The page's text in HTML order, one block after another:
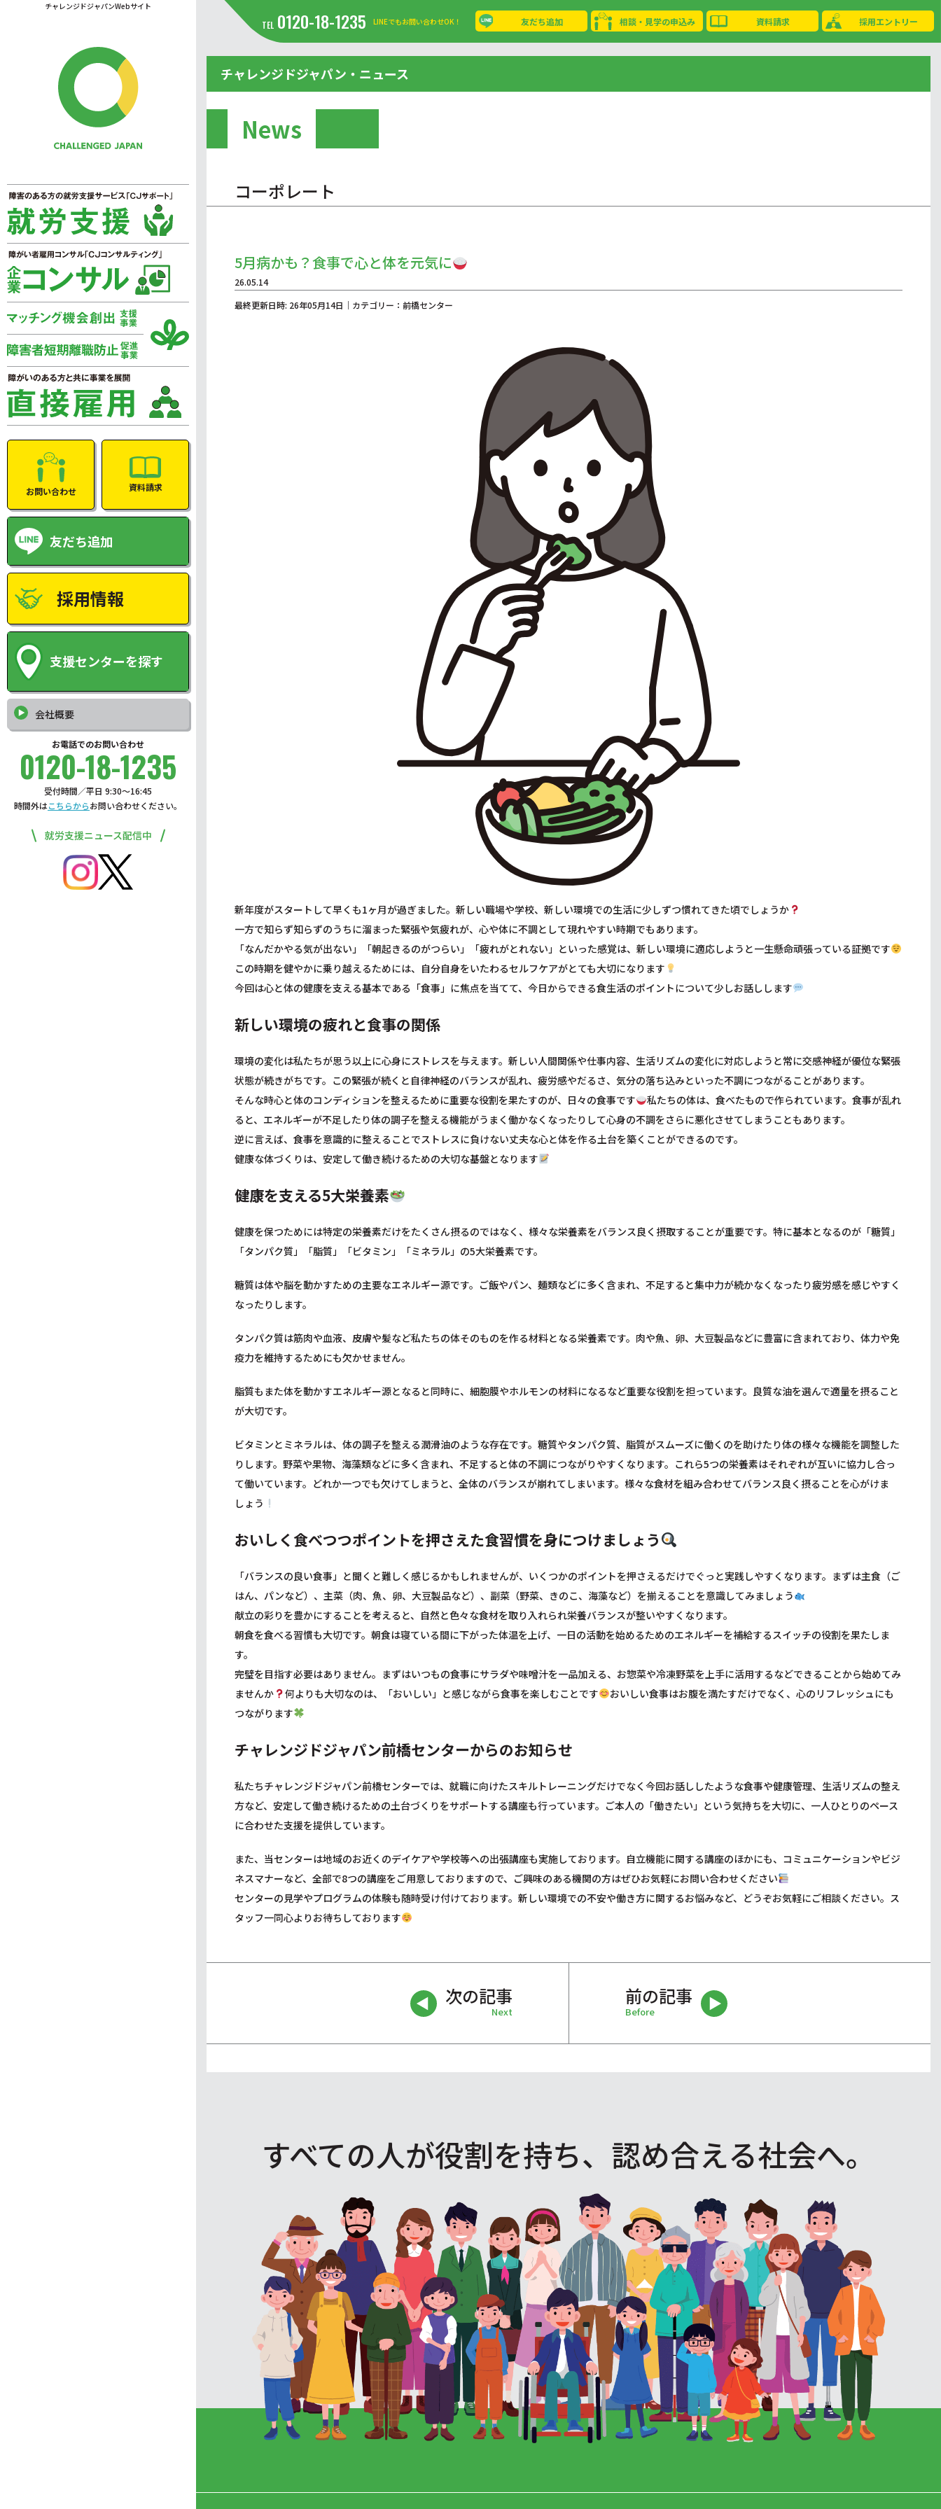
チャレンジドジャパンWebサイト
お問い合わせ 資料請求
友だち追加
採用情報
支援センターを探す
会社概要
お電話でのお問い合わせ
0120-18-1235
受付時間／平日 9:30〜16:45
時間外はこちらからお問い合わせください。
就労支援ニュース配信中
TEL 0120-18-1235 LINEでもお問い合わせOK！ 友だち追加 相談・見学の申込み 資料請求 採用エントリー
チャレンジドジャパン・ニュース
News
コーポレート
5月病かも？食事で心と体を元気に
26.05.14
最終更新日時: 26年05月14日｜カテゴリー：前橋センター
新年度がスタートして早くも1ヶ月が過ぎました。新しい職場や学校、新しい環境での生活に少しずつ慣れてきた頃でしょうか
一方で知らず知らずのうちに溜まった緊張や気疲れが、心や体に不調として現れやすい時期でもあります。
「なんだかやる気が出ない」「朝起きるのがつらい」「疲れがとれない」といった感覚は、新しい環境に適応しようと一生懸命頑張っている証拠です
この時期を健やかに乗り越えるためには、自分自身をいたわるセルフケアがとても大切になります
今回は心と体の健康を支える基本である「食事」に焦点を当てて、今日からできる食生活のポイントについて少しお話しします
新しい環境の疲れと食事の関係
環境の変化は私たちが思う以上に心身にストレスを与えます。新しい人間関係や仕事内容、生活リズムの変化に対応しようと常に交感神経が優位な緊張
状態が続きがちです。この緊張が続くと自律神経のバランスが乱れ、疲労感やだるさ、気分の落ち込みといった不調につながることがあります。
そんな時心と体のコンディションを整えるために重要な役割を果たすのが、日々の食事です
私たちの体は、食べたもので作られています。食事が乱れ
ると、エネルギーが不足したり体の調子を整える機能がうまく働かなくなったりして心身の不調をさらに悪化させてしまうこともあります。
逆に言えば、食事を意識的に整えることでストレスに負けない丈夫な心と体を作る土台を築くことができるのです。
健康な体づくりは、安定して働き続けるための大切な基盤となります
健康を支える5大栄養素
健康を保つためには特定の栄養素だけをたくさん摂るのではなく、様々な栄養素をバランス良く摂取することが重要です。特に基本となるのが「糖質」
「タンパク質」「脂質」「ビタミン」「ミネラル」の5大栄養素です。
糖質は体や脳を動かすための主要なエネルギー源です。ご飯やパン、麺類などに多く含まれ、不足すると集中力が続かなくなったり疲労感を感じやすく
なったりします。
タンパク質は筋肉や血液、皮膚や髪など私たちの体そのものを作る材料となる栄養素です。肉や魚、卵、大豆製品などに豊富に含まれており、体力や免
疫力を維持するためにも欠かせません。
脂質もまた体を動かすエネルギー源となると同時に、細胞膜やホルモンの材料になるなど重要な役割を担っています。良質な油を選んで適量を摂ること
が大切です。
ビタミンとミネラルは、体の調子を整える潤滑油のような存在です。糖質やタンパク質、脂質がスムーズに働くのを助けたり体の様々な機能を調整した
りします。野菜や果物、海藻類などに多く含まれ、不足すると体の不調につながりやすくなります。これら5つの栄養素はそれぞれが互いに協力し合っ
て働いています。どれか一つでも欠けてしまうと、全体のバランスが崩れてしまいます。様々な食材を組み合わせてバランス良く摂ることを心がけま
しょう
おいしく食べつつポイントを押さえた食習慣を身につけましょう
「バランスの良い食事」と聞くと難しく感じるかもしれませんが、いくつかのポイントを押さえるだけでぐっと実践しやすくなります。まずは主食（ご
はん、パンなど）、主菜（肉、魚、卵、大豆製品など）、副菜（野菜、きのこ、海藻など）を揃えることを意識してみましょう
献立の彩りを豊かにすることを考えると、自然と色々な食材を取り入れられ栄養バランスが整いやすくなります。
朝食を食べる習慣も大切です。朝食は寝ている間に下がった体温を上げ、一日の活動を始めるためのエネルギーを補給するスイッチの役割を果たしま
す。
完璧を目指す必要はありません。まずはいつもの食事にサラダや味噌汁を一品加える、お惣菜や冷凍野菜を上手に活用するなどできることから始めてみ
ませんか
何よりも大切なのは、「おいしい」と感じながら食事を楽しむことです
おいしい食事はお腹を満たすだけでなく、心のリフレッシュにも
つながります
チャレンジドジャパン前橋センターからのお知らせ
私たちチャレンジドジャパン前橋センターでは、就職に向けたスキルトレーニングだけでなく今回お話ししたような食事や健康管理、生活リズムの整え
方など、安定して働き続けるための土台づくりをサポートする講座も行っています。ご本人の「働きたい」という気持ちを大切に、一人ひとりのペース
に合わせた支援を提供しています。
また、当センターは地域のお近くのデイケアや学校等への出張講座も実施しております。自立機能に関する講座のほかにも、コミュニケーションやビジ
ネスマナーなど、全部で8つの講座をご用意しておりますので、ご興味のある機関の方はぜひお気軽にお問い合わせください
センターの見学やプログラムの体験も随時受け付けております。新しい環境での不安や働き方に関するお悩みなど、どうぞお気軽にご相談ください。ス
タッフ一同心よりお待ちしております
次の記事
Next
前の記事
Before
すべての人が役割を持ち、認め合える社会へ。